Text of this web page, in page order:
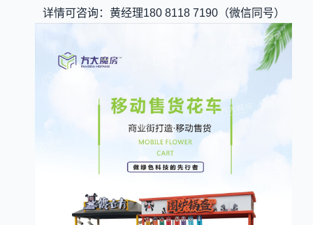
详情可咨询：黄经理180 8118 7190（微信同号）